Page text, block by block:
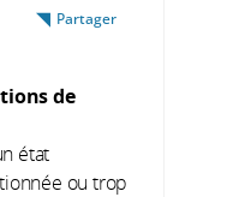
Partager
de
état
ou trop